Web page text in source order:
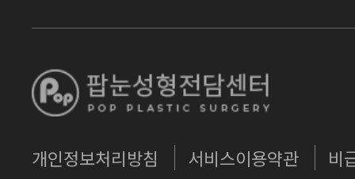
개인정보처리방침 서비스이용약관 비